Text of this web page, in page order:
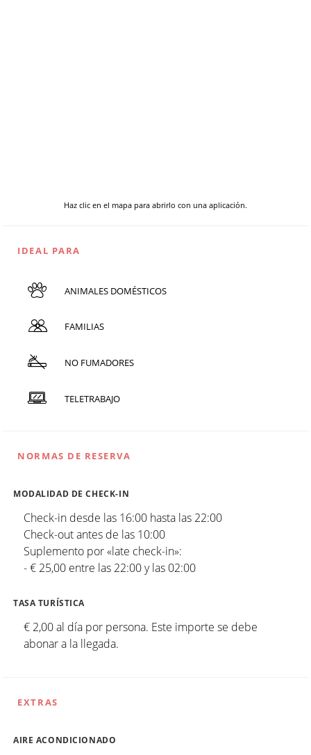
Haz clic en el mapa para abrirlo con una aplicación.
IDEAL PARA
ANIMALES DOMÉSTICOS
FAMILIAS
NO FUMADORES
TELETRABAJO
NORMAS DE RESERVA
MODALIDAD DE CHECK-IN
Check-in desde las 16:00 hasta las 22:00
Check-out antes de las 10:00
Suplemento por «late check-in»:
- € 25,00 entre las 22:00 y las 02:00
TASA TURÍSTICA
€ 2,00 al día por persona. Este importe se debe
abonar a la llegada.
EXTRAS
AIRE ACONDICIONADO